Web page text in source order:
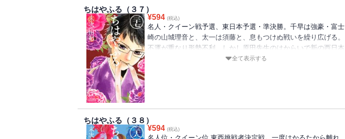
ちはやふる（３７）
¥594 (税込)
名人・クイーン戦予選、東日本予選・準決勝。千早は強豪・富士
崎の山城理音と、太一は須藤と、息もつけぬ戦いを繰り広げる。
不運が重なり形勢不利。しかし原田先生のはからいで新の西日本
予選突破を知った千早と太一は、自分たちのかるたを思い出す。
全て表示する
ちはやふる（３８）
¥594 (税込)
名人位・クイーン位 東西挑戦者決定戦。一度はかるたから離れ